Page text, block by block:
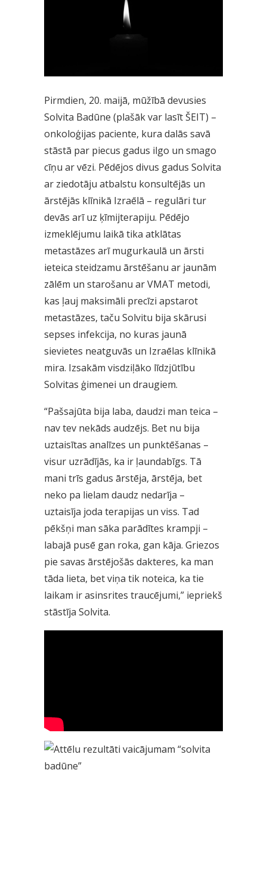
Pirmdien, 20. maijā, mūžībā devusies
Solvita Badūne (plašāk var lasīt ŠEIT) –
onkoloģijas paciente, kura dalās savā
stāstā par piecus gadus ilgo un smago
cīņu ar vēzi. Pēdējos divus gadus Solvita
ar ziedotāju atbalstu konsultējās un
ārstējās klīnikā Izraēlā – regulāri tur
devās arī uz ķīmijterapiju. Pēdējo
izmeklējumu laikā tika atklātas
metastāzes arī mugurkaulā un ārsti
ieteica steidzamu ārstēšanu ar jaunām
zālēm un starošanu ar VMAT metodi,
kas ļauj maksimāli precīzi apstarot
metastāzes, taču Solvitu bija skārusi
sepses infekcija, no kuras jaunā
sievietes neatguvās un Izraēlas klīnikā
mira. Izsakām visdziļāko līdzjūtību
Solvitas ģimenei un draugiem.
“Pašsajūta bija laba, daudzi man teica –
nav tev nekāds audzējs. Bet nu bija
uztaisītas analīzes un punktēšanas –
visur uzrādījās, ka ir ļaundabīgs. Tā
mani trīs gadus ārstēja, ārstēja, bet
neko pa lielam daudz nedarīja –
uztaisīja joda terapijas un viss. Tad
pēkšņi man sāka parādītes krampji –
labajā pusē gan roka, gan kāja. Griezos
pie savas ārstējošās dakteres, ka man
tāda lieta, bet viņa tik noteica, ka tie
laikam ir asinsrites traucējumi,” iepriekš
stāstīja Solvita.